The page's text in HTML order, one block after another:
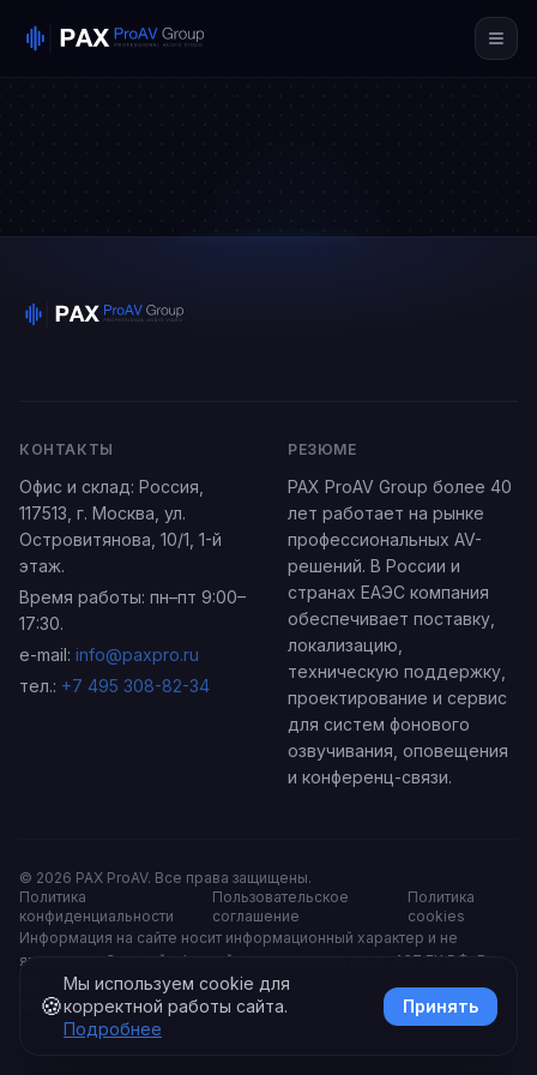
КОНТАКТЫ
Офис и склад: Россия
117513, г. Москва ул.
Островитянова, 10/1 , 1-й
этаж.
Время работы: пн–пт 9:00–
17:30.
e-mail: info@paxpro.ru
тел.: +7 495 308-82-34
РЕЗЮМЕ
PAX ProAV Group более 40
лет работает на рынке
профессиональных AV-
решений. В России и
странах ЕАЭС компания
обеспечивает поставку,
локализацию,
техническую поддержку,
проектирование и сервис
для систем фонового
озвучивания, оповещения
и конференц-связи.
© 2026 PAX ProAV. Все права защищены.
Политика
конфиденциальности
Пользовательское
соглашение
Политика
cookies
Информация на сайте носит информационный характер и не
является публичной офертой в соответствии со ст. 437 ГК РФ. Все
цены указаны без учёта доставки и монтажа, если иное не указано
явно. Изображения товаров могут отличаться от реальных.
🍪
Мы используем cookie для
корректной работы сайта.
Подробнее
Принять